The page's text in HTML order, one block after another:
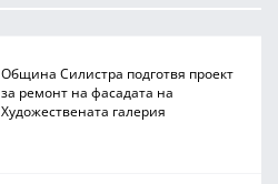
Община Силистра подготвя проект
за ремонт на фасадата на
Художествената галерия